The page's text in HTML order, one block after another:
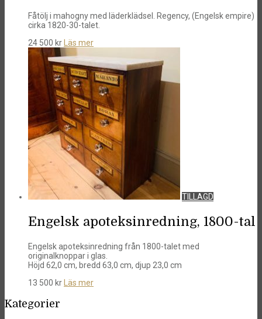
Fåtölj i mahogny med läderklädsel. Regency, (Engelsk empire)
cirka 1820-30-talet.
24 500 kr Läs mer
TILLAGD
Engelsk apoteksinredning, 1800-tal
Engelsk apoteksinredning från 1800-talet med
originalknoppar i glas.
Höjd 62,0 cm, bredd 63,0 cm, djup 23,0 cm
13 500 kr Läs mer
Kategorier